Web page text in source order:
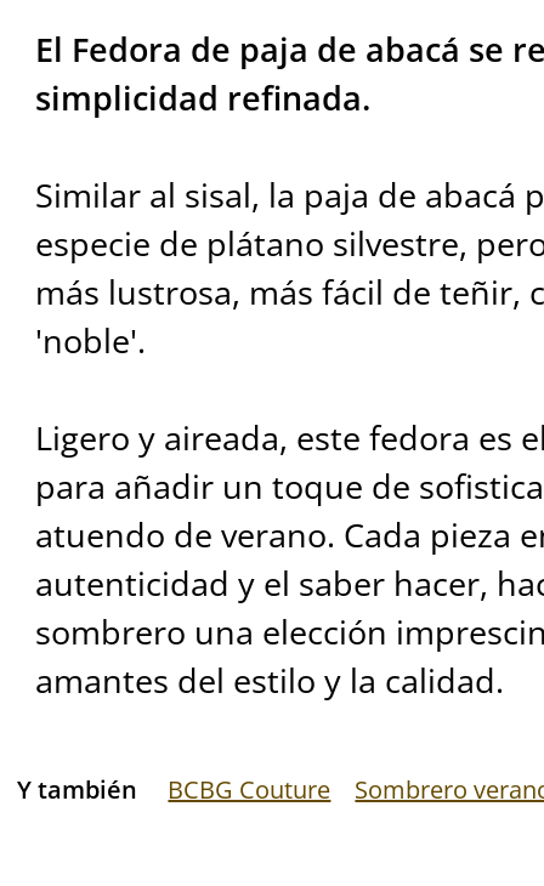
El Fedora de paja de abacá se
simplicidad refinada.
Similar al sisal, la paja de abacá
especie de plátano silvestre,
más lustrosa, más fácil de teñir,
'noble'.
Ligero y aireada, este fedora es
para añadir un toque de
atuendo de verano. Cada pieza
autenticidad y el saber hacer,
sombrero una elección
amantes del estilo y la calidad.
Y también BCBG Couture Sombrero